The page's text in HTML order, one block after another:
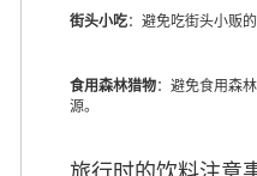
街头小吃：避免吃街头小贩
食用森林猎物：避免食用森
源。